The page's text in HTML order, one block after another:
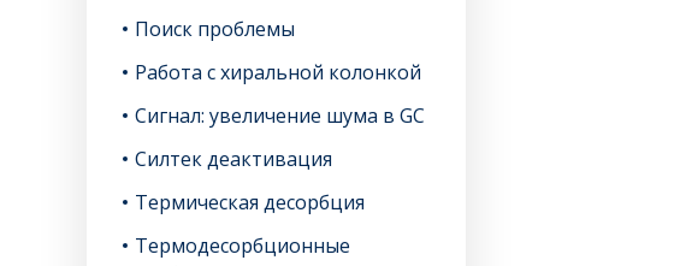
Поиск проблемы
Работа с хиральной колонкой
Сигнал: увеличение шума в GC
Силтек деактивация
Термическая десорбция
Термодесорбционные